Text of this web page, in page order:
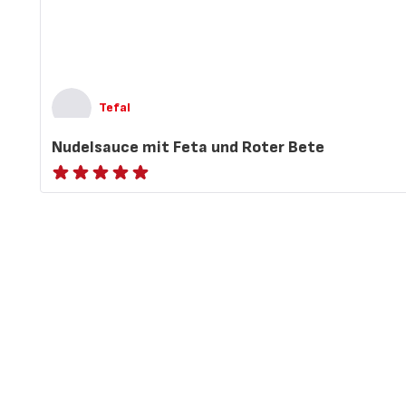
Tefal
Nudelsauce mit Feta und Roter Bete
ratings.NaN